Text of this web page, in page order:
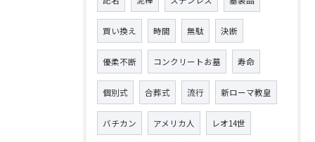
買い換え 時間 無駄 決断
優柔不断 コンクリートお墓 寿命
個別式 合葬式 流行 新ローマ教皇
バチカン アメリカ人 レオ14世